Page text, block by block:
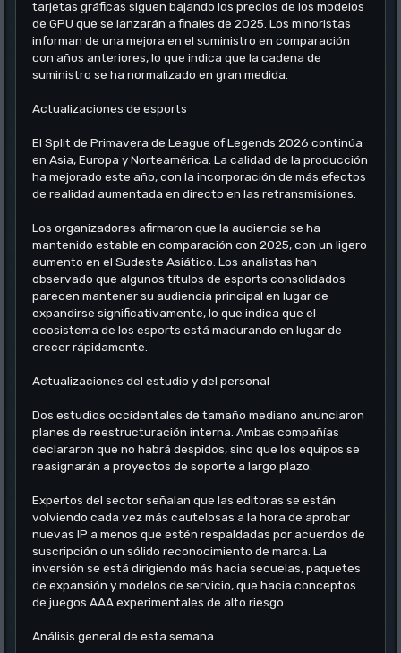
tarjetas gráficas siguen bajando los precios de los modelos
de GPU que se lanzarán a finales de 2025. Los minoristas
informan de una mejora en el suministro en comparación
con años anteriores, lo que indica que la cadena de
suministro se ha normalizado en gran medida.
Actualizaciones de esports
El Split de Primavera de League of Legends 2026 continúa
en Asia, Europa y Norteamérica. La calidad de la producción
ha mejorado este año, con la incorporación de más efectos
de realidad aumentada en directo en las retransmisiones.
Los organizadores afirmaron que la audiencia se ha
mantenido estable en comparación con 2025, con un ligero
aumento en el Sudeste Asiático. Los analistas han
observado que algunos títulos de esports consolidados
parecen mantener su audiencia principal en lugar de
expandirse significativamente, lo que indica que el
ecosistema de los esports está madurando en lugar de
crecer rápidamente.
Actualizaciones del estudio y del personal
Dos estudios occidentales de tamaño mediano anunciaron
planes de reestructuración interna. Ambas compañías
declararon que no habrá despidos, sino que los equipos se
reasignarán a proyectos de soporte a largo plazo.
Expertos del sector señalan que las editoras se están
volviendo cada vez más cautelosas a la hora de aprobar
nuevas IP a menos que estén respaldadas por acuerdos de
suscripción o un sólido reconocimiento de marca. La
inversión se está dirigiendo más hacia secuelas, paquetes
de expansión y modelos de servicio, que hacia conceptos
de juegos AAA experimentales de alto riesgo.
Análisis general de esta semana